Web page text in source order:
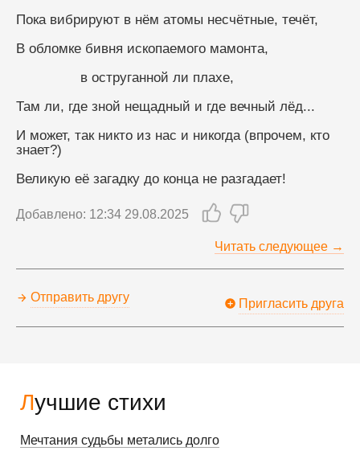
Лучшие стихи
Мечтания судьбы метались долго
Пока вибрируют в нём атомы несчётные, течёт,
В обломке бивня ископаемого мамонта,
                в оструганной ли плахе,
Там ли, где зной нещадный и где вечный лёд...
И может, так никто из нас и никогда (впрочем, кто
знает?)
Великую её загадку до конца не разгадает!
Добавлено: 12:34 29.08.2025
Читать следующее →
Отправить другу Пригласить друга